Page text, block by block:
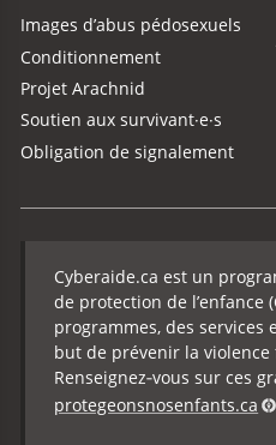
Images d’abus pédosexuels
Conditionnement
Projet Arachnid
Soutien aux survivant·e·s
Obligation de signalement
Cyberaide.ca est un
de protection de l’enfance
programmes, des services
but de prévenir la violence
Renseignez‑vous sur ces
protegeonsnosenfants.ca